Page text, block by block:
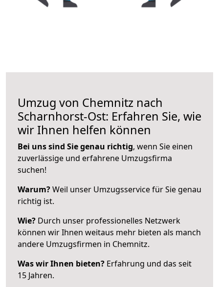
Umzug von Chemnitz nach
Scharnhorst-Ost: Erfahren Sie, wie
wir Ihnen helfen können
Bei uns sind Sie genau richtig, wenn Sie einen
zuverlässige und erfahrene Umzugsfirma
suchen!
Warum?Weil unser Umzugsservice für Sie genau
richtig ist.
Wie? Durch unser professionelles Netzwerk
können wir Ihnen weitaus mehr bieten als manch
andere Umzugsfirmen in Chemnitz.
Was wir Ihnen bieten? Erfahrung und das seit
15 Jahren.